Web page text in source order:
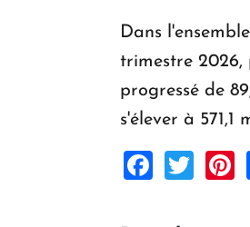
Dans
trimestre 2026,
progressé de
s'élever à 571,1